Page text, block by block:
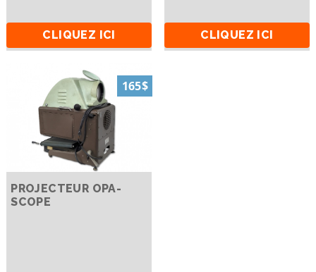
CLIQUEZ ICI CLIQUEZ ICI
165$
PROJECTEUR OPA-
SCOPE